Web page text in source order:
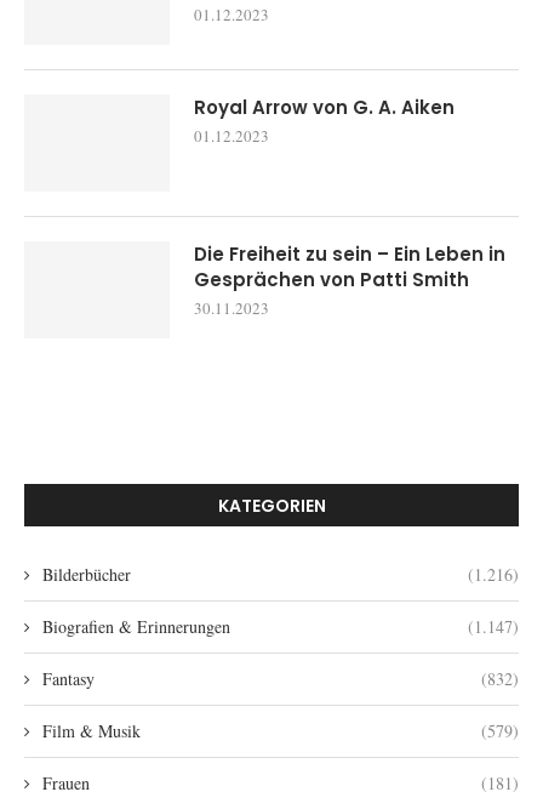
01.12.2023
Royal Arrow von G. A. Aiken
01.12.2023
Die Freiheit zu sein – Ein Leben in
Gesprächen von Patti Smith
30.11.2023
KATEGORIEN
Bilderbücher (1.216)
Biografien & Erinnerungen (1.147)
Fantasy (832)
Film & Musik (579)
Frauen (181)